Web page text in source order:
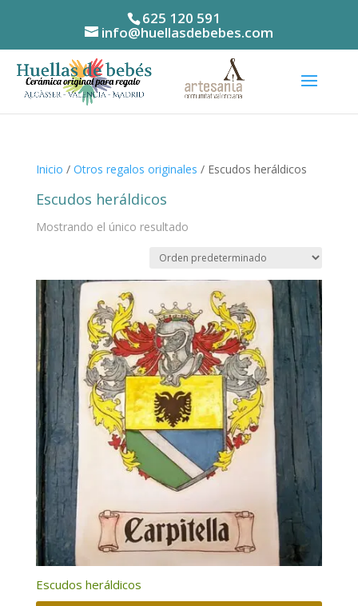
625 120 591
info@huellasdebebes.com
Inicio / Otros regalos originales / Escudos heráldicos
Escudos heráldicos
Mostrando el único resultado
Escudos heráldicos